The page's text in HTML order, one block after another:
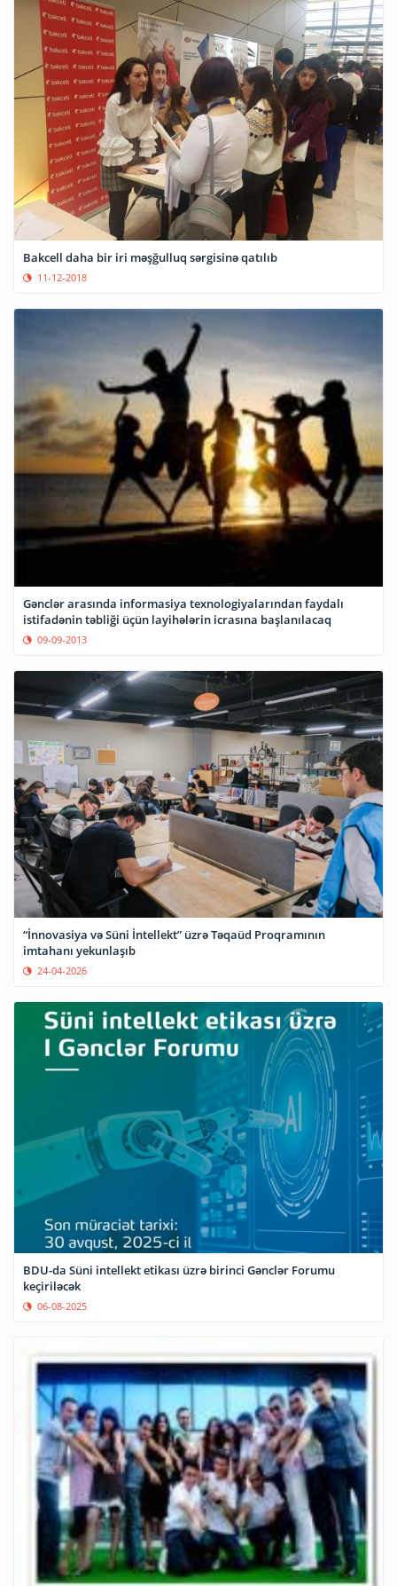
Bakcell daha bir iri məşğulluq sərgisinə qatılıb
11-12-2018
Gənclər arasında informasiya texnologiyalarından faydalı
istifadənin təbliği üçün layihələrin icrasına başlanılacaq
09-09-2013
“İnnovasiya və Süni İntellekt” üzrə Təqaüd Proqramının
imtahanı yekunlaşıb
24-04-2026
BDU-da Süni intellekt etikası üzrə birinci Gənclər Forumu
keçiriləcək
06-08-2025